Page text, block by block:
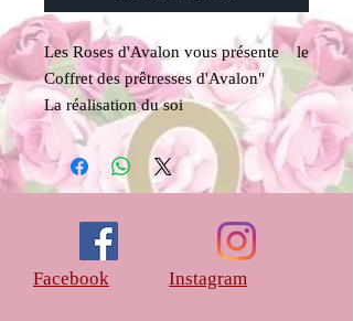
Les Roses d'Avalon vous présente le
Coffret des prêtresses d'Avalon"
La réalisation du soi
Par les huiles d'Onctions Sacrées
Myrrophores et les Parfums
d'Onctions
Nous sommes en joie de vous
présenter"le Coffret des prêtresses
d'Avalon"
Facebook Instagram